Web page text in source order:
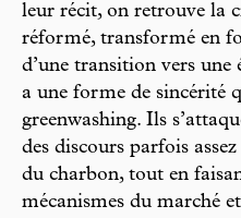
leur récit, on retrouve la
réformé, transformé en
d’une transition vers
a une forme de sincérité
greenwashing. Ils
des discours parfois
du charbon, tout en
mécanismes du marché